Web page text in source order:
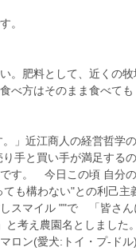
。
。肥料として、近くの
べ方はそのまま食べて
」近江商人の経営哲学
手と買い手が満足する
す。 今日この頃 自分
も構わない"との利己主
スマイル ""で 「皆さん
考え農園名としました。
ン(愛犬:トイ・プ-ドル)